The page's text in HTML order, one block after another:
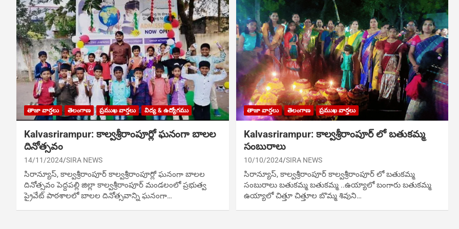
తాజా వార్తలు తెలంగాణ ప్రముఖ వార్తలు విద్య & ఉద్యోగము
Kalvasrirampur: కాల్వశ్రీరాంపూర్లో ఘనంగా బాలల
దినోత్సవం
14/11/2024 SIRA NEWS
సిరాన్యూస్, కాల్వశ్రీరాంపూర్ కాల్వశ్రీరాంపూర్లో ఘనంగా బాలల
దినోత్సవం పెద్దపల్లి జిల్లా కాల్వశ్రీరాంపూర్ మండలంలో ప్రభుత్వ
ప్రైవేట్ పాఠశాలలో బాలల దినోత్సవాన్ని ఘనంగా…
తాజా వార్తలు తెలంగాణ ప్రముఖ వార్తలు
Kalvasrirampur: కాల్వశ్రీరాంపూర్ లో బతుకమ్మ
సంబురాలు
10/10/2024 SIRA NEWS
సిరాన్యూస్‌, కాల్వశ్రీరాంపూర్ కాల్వశ్రీరాంపూర్ లో బతుకమ్మ
సంబురాలు బతుకమ్మ బతుకమ్మ ..ఉయ్యాలో బంగారు బతుకమ్మ
ఉయ్యాలో చిత్తూ చిత్తూల బొమ్మ శివుని…